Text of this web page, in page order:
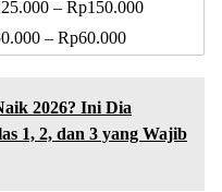
– Rp150.000
– Rp60.000
2026? Ini Dia
1, 2, dan 3 yang Wajib